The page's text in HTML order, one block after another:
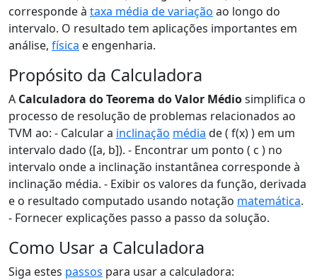
corresponde à taxa média de variação ao longo do
intervalo. O resultado tem aplicações importantes em
análise, física e engenharia.
Propósito da Calculadora
A Calculadora do Teorema do Valor Médiosimplifica o
processo de resolução de problemas relacionados ao
TVM ao: - Calcular a inclinação média de ( f(x) ) em um
intervalo dado ([a, b]). - Encontrar um ponto ( c ) no
intervalo onde a inclinação instantânea corresponde à
inclinação média. - Exibir os valores da função, derivada
e o resultado computado usando notação matemática.
- Fornecer explicações passo a passo da solução.
Como Usar a Calculadora
Siga estes passos para usar a calculadora: